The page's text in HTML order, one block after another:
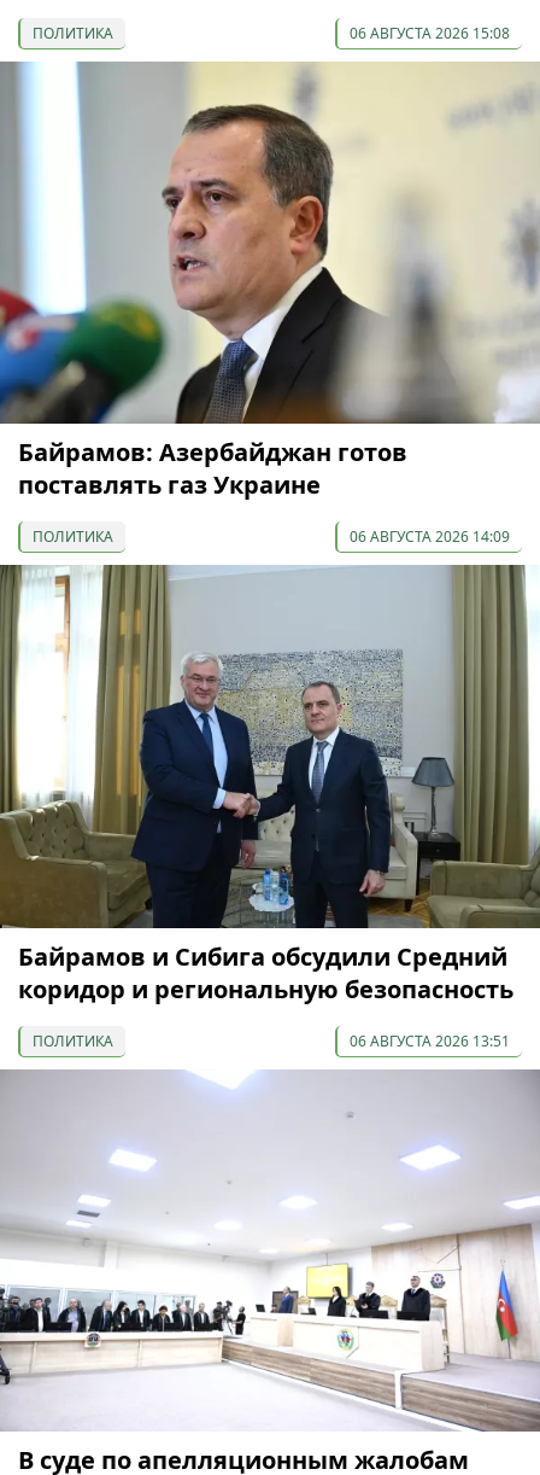
ПОЛИТИКА 06 АВГУСТА 2026 15:08
Байрамов: Азербайджан готов
поставлять газ Украине
ПОЛИТИКА 06 АВГУСТА 2026 14:09
Байрамов и Сибига обсудили Средний
коридор и региональную безопасность
ПОЛИТИКА 06 АВГУСТА 2026 13:51
В суде по апелляционным жалобам